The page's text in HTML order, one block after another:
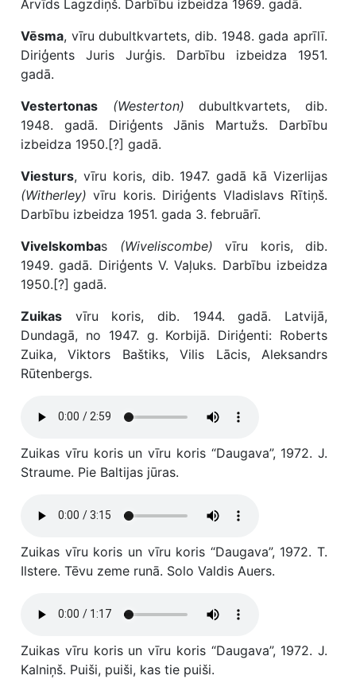
Arvīds Lagzdiņš. Darbību izbeidza 1969. gadā.
Vēsma, vīru dubultkvartets, dib. 1948. gada aprīlī.
Diriģents Juris Jurģis. Darbību izbeidza 1951.
gadā.
Vestertonas
(Westerton) dubultkvartets, dib.
1948. gadā. Diriģents Jānis Martužs. Darbību
izbeidza 1950.[?] gadā.
Viesturs, vīru koris, dib. 1947. gadā kā Vizerlijas
(Witherley) vīru koris. Diriģents Vladislavs Rītiņš.
Darbību izbeidza 1951. gada 3. februārī.
Vivelskombas (Wiveliscombe) vīru koris, dib.
1949. gadā. Diriģents V. Vaļuks. Darbību izbeidza
1950.[?] gadā.
Zuikas vīru koris, dib. 1944. gadā. Latvijā,
Dundagā, no 1947. g. Korbijā. Diriģenti: Roberts
Zuika, Viktors Baštiks, Vilis Lācis, Aleksandrs
Rūtenbergs.
Zuikas vīru koris un vīru koris “Daugava”, 1972. J.
Straume. Pie Baltijas jūras.
Zuikas vīru koris un vīru koris “Daugava”, 1972. T.
Ilstere. Tēvu zeme runā. Solo Valdis Auers.
Zuikas vīru koris un vīru koris “Daugava”, 1972. J.
Kalniņš. Puiši, puiši, kas tie puiši.